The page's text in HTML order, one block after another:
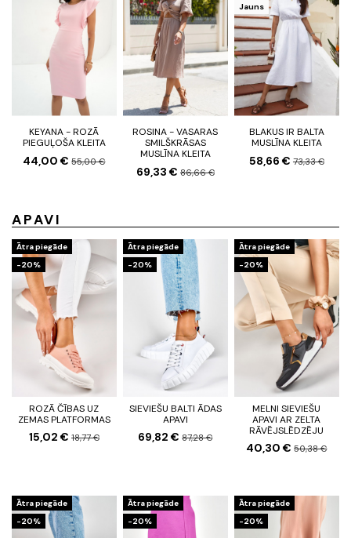
KEYANA - ROZĀ
PIEGUĻOŠA KLEITA
44,00 €55,00 €
ROSINA - VASARAS
SMILŠKRĀSAS
MUSLĪNA KLEITA
69,33 € 86,66 €
Jauns
BLAKUS IR BALTA
MUSLĪNA KLEITA
58,66 € 73,33 €
APAVI
Ātra piegāde
-20%
ROZĀ ČĪBAS UZ
ZEMAS PLATFORMAS
15,02 € 18,77 €
Ātra piegāde
-20%
SIEVIEŠU BALTI ĀDAS
APAVI
69,82 €87,28 €
Ātra piegāde
-20%
MELNI SIEVIEŠU
APAVI AR ZELTA
RĀVĒJSLĒDZĒJU
40,30 €50,38 €
Ātra piegāde
-20%
Ātra piegāde
-20%
Ātra piegāde
-20%